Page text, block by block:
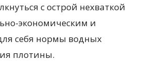
с острой нехваткой
экономическим и
себя нормы водных
плотины.